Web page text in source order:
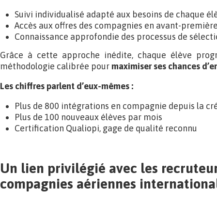
Suivi individualisé adapté aux besoins de chaque
Accès aux offres des compagnies en avant-
Connaissance approfondie des processus de
Grâce à cette approche inédite, chaque élève
méthodologie calibrée pour maximiser ses chances
Les chiffres parlent d’eux-mêmes :
Plus de 800 intégrations en compagnie depuis la
Plus de 100 nouveaux élèves par mois
Certification Qualiopi, gage de qualité reconnu
Un lien privilégié avec les
compagnies aériennes